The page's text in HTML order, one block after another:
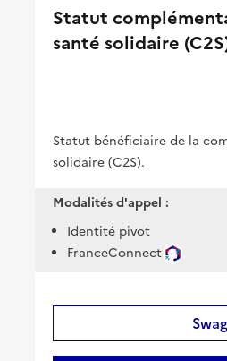
Statut
santé solidaire
Statut bénéficiaire de la
solidaire (C2S).
Modalités d'appel :
Identité pivot
FranceConnect